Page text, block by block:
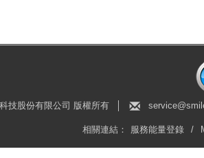
技股份有限公司 版權所有
/
服務能量登錄
相關連結：